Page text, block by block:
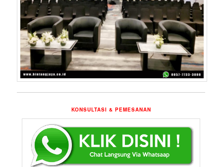
KONSULTASI & PEMESANAN